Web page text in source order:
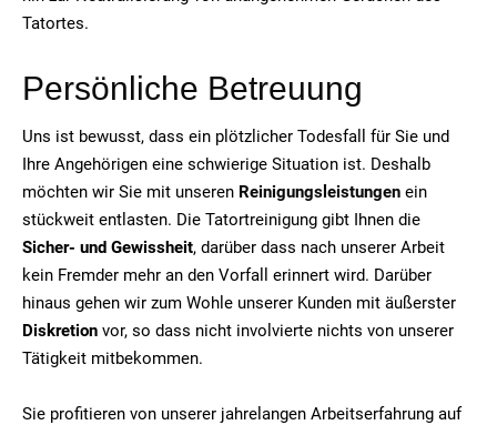
Tatortes.
Persönliche Betreuung
Uns ist bewusst, dass ein plötzlicher Todesfall für Sie und
Ihre Angehörigen eine schwierige Situation ist. Deshalb
möchten wir Sie mit unseren Reinigungsleistungen ein
stückweit entlasten. Die Tatortreinigung gibt Ihnen die
Sicher- und Gewissheit, darüber dass nach unserer Arbeit
kein Fremder mehr an den Vorfall erinnert wird. Darüber
hinaus gehen wir zum Wohle unserer Kunden mit äußerster
Diskretion vor, so dass nicht involvierte nichts von unserer
Tätigkeit mitbekommen.
Sie profitieren von unserer jahrelangen Arbeitserfahrung auf